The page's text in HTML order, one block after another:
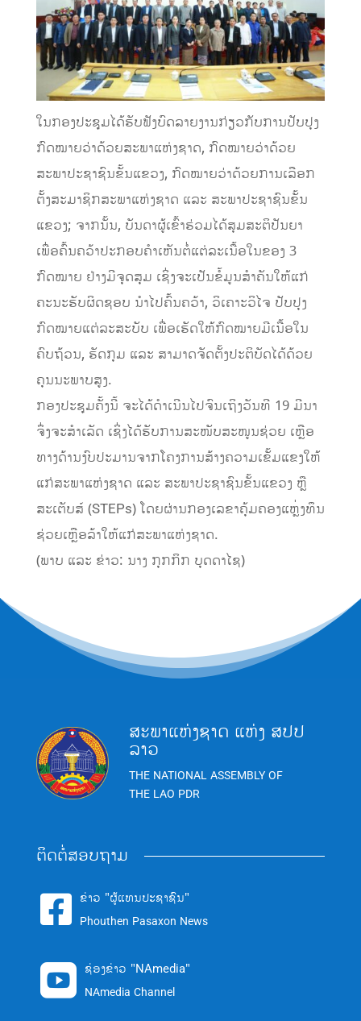
ໃນກອງປະຊຸມໄດ້ຮັບຟັງບົດລາຍງານກ່ຽວກັບການປັບປຸງ
ກົດໝາຍວ່າດ້ວຍສະພາແຫ່ງຊາດ, ກົດໝາຍວ່າດ້ວຍ
ສະພາປະຊາຊົນຂັ້ນແຂວງ, ກົດໝາຍວ່າດ້ວຍການເລືອກ
ຕັ້ງສະມາຊິກສະພາແຫ່ງຊາດ ແລະ ສະພາປະຊາຊົນຂັ້ນ
ແຂວງ; ຈາກນັ້ນ, ບັນດາຜູ້ເຂົ້າຮ່ວມໄດ້ສຸມສະຕິປັນຍາ
ເພື່ອຄົ້ນຄວ້າປະກອບຄຳເຫັນຕໍ່ແຕ່ລະເນື້ອໃນຂອງ 3
ກົດໝາຍ ຢ່າງມີຈຸດສຸມ ເຊິ່ງຈະເປັນຂໍ້ມູນສຳຄັນໃຫ້ແກ່
ຄະນະຮັບຜິດຊອບ ນຳໄປຄົ້ນຄວ້າ, ວິເຄາະວິໄຈ ປັບປຸງ
ກົດໝາຍແຕ່ລະສະບັບ ເພື່ອເຮັດໃຫ້ກົດໝາຍມີເນື້ອໃນ
ຄົບຖ້ວນ, ຮັດກຸມ ແລະ ສາມາດຈັດຕັ້ງປະຕິບັດໄດ້ດ້ວຍ
ຄຸນນະພາບສູງ.
ກອງປະຊຸມຄັ້ງນີ້ ຈະໄດ້ດຳເນີນໄປຈົນເຖິງວັນທີ 19 ມີນາ
ຈຶ່ງຈະສຳເລັດ ເຊິ່ງໄດ້ຮັບການສະໜັບສະໜູນຊ່ວຍ ເຫຼືອ
ທາງດ້ານງົບປະມານຈາກໂຄງການສ້າງຄວາມເຂັ້ມແຂງໃຫ້
ແກ່ສະພາແຫ່ງຊາດ ແລະ ສະພາປະຊາຊົນຂັ້ນແຂວງ ຫຼື
ສະເຕັບສ໌ (STEPs) ໂດຍຜ່ານກອງເລຂາຄຸ້ມຄອງແຫຼ່ງທຶນ
ຊ່ວຍເຫຼືອລ້າໃຫ້ແກ່ສະພາແຫ່ງຊາດ.
(ພາບ ແລະ ຂ່າວ: ນາງ ກຸກກິກ ບຸດດາໄຊ)
ສະພາແຫ່ງຊາດ ແຫ່ງ ສປປ
ລາວ
THE NATIONAL ASSEMBLY OF
THE LAO PDR
ຕິດຕໍ່ສອບຖາມ
 ຂ່າວ "ຜູ້ແທນປະຊາຊົນ"
Phouthen Pasaxon News
 ຊ່ອງຂ່າວ "NAmedia"
NAmedia Channel